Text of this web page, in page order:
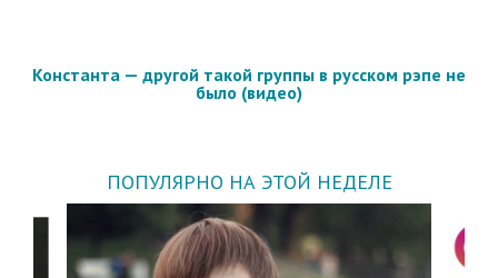
Константа — другой такой группы в русском рэпе не
было (видео)
ПОПУЛЯРНО НА ЭТОЙ НЕДЕЛЕ